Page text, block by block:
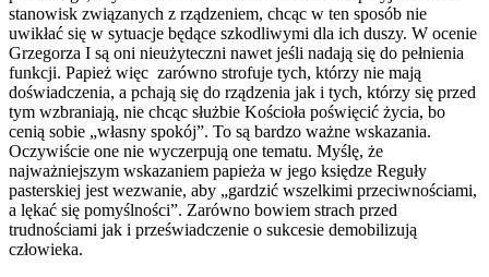
stanowisk związanych z rządzeniem, chcąc w ten sposób nie
uwikłać się w sytuacje będące szkodliwymi dla ich duszy. W ocenie
Grzegorza I są oni nieużyteczni nawet jeśli nadają się do pełnienia
funkcji. Papież więc zarówno strofuje tych, którzy nie mają
doświadczenia, a pchają się do rządzenia jak i tych, którzy się przed
tym wzbraniają, nie chcąc służbie Kościoła poświęcić życia, bo
cenią sobie „własny spokój”. To są bardzo ważne wskazania.
Oczywiście one nie wyczerpują one tematu. Myślę, że
najważniejszym wskazaniem papieża w jego księdze Reguły
pasterskiej jest wezwanie, aby „gardzić wszelkimi przeciwnościami,
a lękać się pomyślności”. Zarówno bowiem strach przed
trudnościami jak i przeświadczenie o sukcesie demobilizują
człowieka.